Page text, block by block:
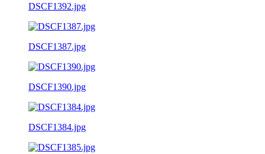
DSCF1392.jpg
DSCF1387.jpg
DSCF1390.jpg
DSCF1384.jpg